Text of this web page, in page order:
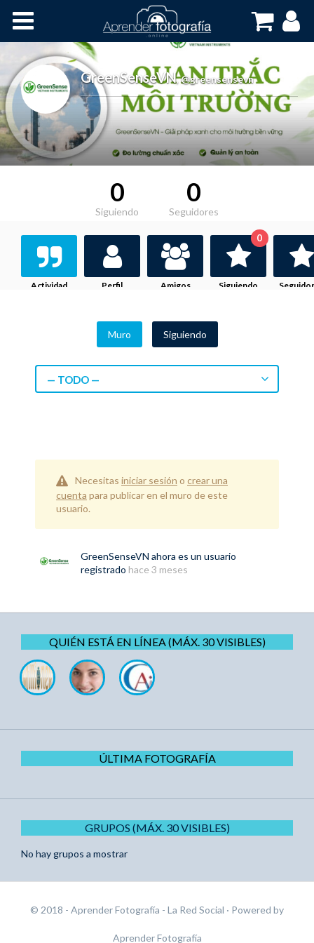
Cursos OnLine
GreenSenseVN,@greensensevn
0
Siguiendo
0
Seguidores
Actividad Perfil Amigos Siguiendo
0
Muro Siguiendo
— TODO —
Necesitas iniciar sesión o crear una
cuenta para publicar en el muro de este
usuario.
GreenSenseVN ahora es un usuario
registrado hace 3 meses
QUIÉN ESTÁ EN LÍNEA (MÁX. 30 VISIBLES)
ÚLTIMA FOTOGRAFÍA
GRUPOS (MÁX. 30 VISIBLES)
No hay grupos a mostrar
© 2018 - Aprender Fotografía - La Red Social · Powered by
Aprender Fotografía